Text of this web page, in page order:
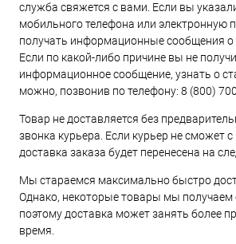
служба свяжется с вами. Если вы
мобильного телефона или электронную
получать информационные сообщения о
Если по какой-либо причине вы не
информационное сообщение, узнать о
можно, позвонив по телефону: 8 (800)
Товар не доставляется без
звонка курьера. Если курьер не сможет
доставка заказа будет перенесена на
Мы стараемся максимально быстро
Однако, некоторые товары мы получаем
поэтому доставка может занять более
время.